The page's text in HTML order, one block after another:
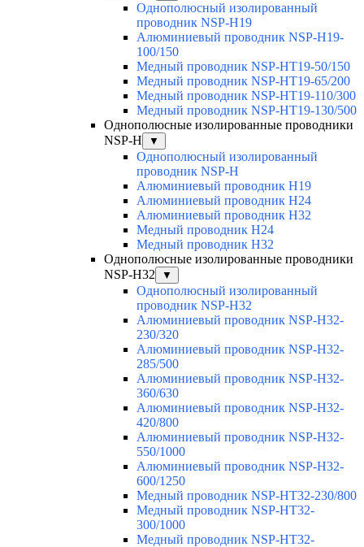
Однополюсный изолированный
проводник NSP-H19
Алюминиевый проводник NSP-H19-
100/150
Медный проводник NSP-HT19-50/150
Медный проводник NSP-HT19-65/200
Медный проводник NSP-HT19-110/300
Медный проводник NSP-HT19-130/500
Однополюсные изолированные проводники
NSP-H
▼
Однополюсный изолированный
проводник NSP-H
Алюминиевый проводник H19
Алюминиевый проводник H24
Алюминиевый проводник H32
Медный проводник H24
Медный проводник H32
Однополюсные изолированные проводники
NSP-H32
▼
Однополюсный изолированный
проводник NSP-H32
Алюминиевый проводник NSP-H32-
230/320
Алюминиевый проводник NSP-H32-
285/500
Алюминиевый проводник NSP-H32-
360/630
Алюминиевый проводник NSP-H32-
420/800
Алюминиевый проводник NSP-H32-
550/1000
Алюминиевый проводник NSP-H32-
600/1250
Медный проводник NSP-HT32-230/800
Медный проводник NSP-HT32-
300/1000
Медный проводник NSP-HT32-